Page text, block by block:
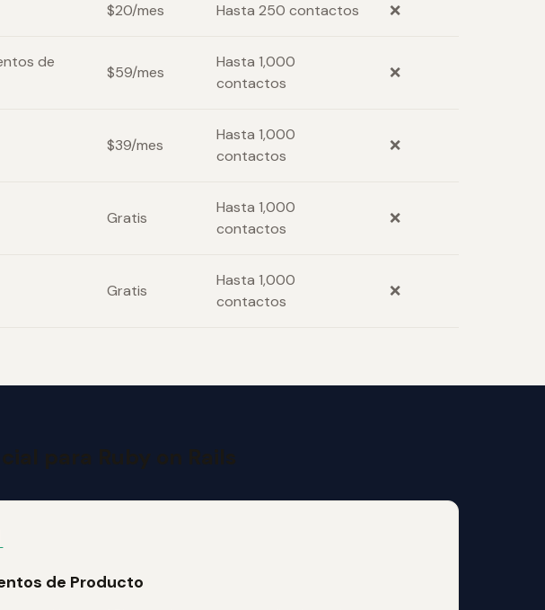
$20/mes Hasta 250 contactos ❌
de
$59/mes
Hasta 1,000
contactos
❌
$39/mes
Hasta 1,000
contactos
❌
Gratis
Hasta 1,000
contactos
❌
Gratis
Hasta 1,000
contactos
❌
de Producto